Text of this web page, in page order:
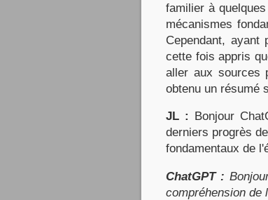
familier à
mécanismes
Cependant,
cette fois appris
aller aux sources
obtenu un résumé
JL :
Bonjour
derniers progrès
fondamentaux de
ChatGPT :
compréhension de